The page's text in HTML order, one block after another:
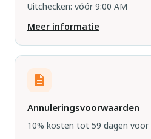
Uitchecken: vóór 9:00 AM
Meer informatie
Annuleringsvoorwaarden
10% kosten tot 59 dagen